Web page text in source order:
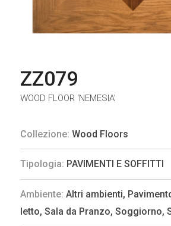
ZZ079
WOOD FLOOR ‘NEMESIA’
Collezione: Wood Floors
Tipologia: PAVIMENTI E SOFFITTI
Ambiente: Altri ambienti,
letto, Sala da Pranzo, Soggiorno,